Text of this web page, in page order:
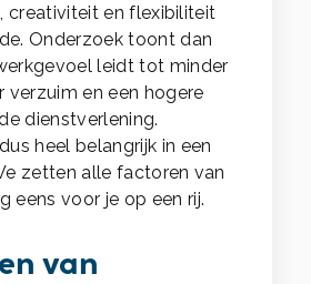
creativiteit en flexibiliteit
Onderzoek toont dan
leidt tot minder
verzuim en een hogere
dienstverlening.
heel belangrijk in een
zetten alle factoren van
eens voor je op een rij.
van